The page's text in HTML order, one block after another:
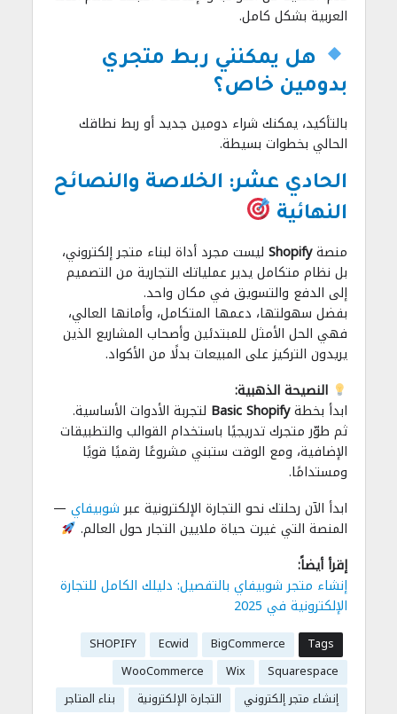
العربية بشكل كامل.
هل يمكنني ربط متجري
بدومين خاص؟
بالتأكيد، يمكنك شراء دومين جديد أو ربط نطاقك
الحالي بخطوات بسيطة.
الحادي عشر: الخلاصة والنصائح
النهائية
منصةShopify ليست مجرد أداة لبناء متجر إلكتروني،
بل نظام متكامل يدير عملياتك التجارية من التصميم
إلى الدفع والتسويق في مكان واحد.
بفضل سهولتها، دعمها المتكامل، وأمانها العالي،
فهي الحل الأمثل للمبتدئين وأصحاب المشاريع الذين
يريدون التركيز على المبيعات بدلًا من الأكواد.
النصيحة الذهبية:
ابدأ بخطةBasic Shopify لتجربة الأدوات الأساسية.
ثم طوّر متجرك تدريجيًا باستخدام القوالب والتطبيقات
الإضافية، ومع الوقت ستبني مشروعًا رقميًا قويًا
ومستدامًا.
ابدأ الآن رحلتك نحو التجارة الإلكترونية عبرشوبيفاي —
المنصة التي غيرت حياة ملايين التجار حول العالم.
إقرأ أيضاً:
إنشاء متجر شوبيفاي بالتفصيل: دليلك الكامل للتجارة
الإلكترونية في 2025
Tags
BigCommerce
Ecwid
SHOPIFY
Squarespace
Wix
WooCommerce
إنشاء متجر إلكتروني
التجارة الإلكترونية
بناء المتاجر